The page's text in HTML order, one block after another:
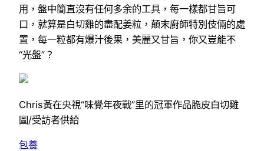
用，盤中簡直沒有任何多余的工具，每一樣都甘旨可
口，就算是白切雞的盡配姜粒，顛末廚師特別伎倆的處
置，每一粒都有爆汁後果，美麗又甘旨，你又豈能不
“光盤”？
Chris黃在央視“味覺年夜戰”里的冠軍作品脆皮白切雞
圖/受訪者供給
包養